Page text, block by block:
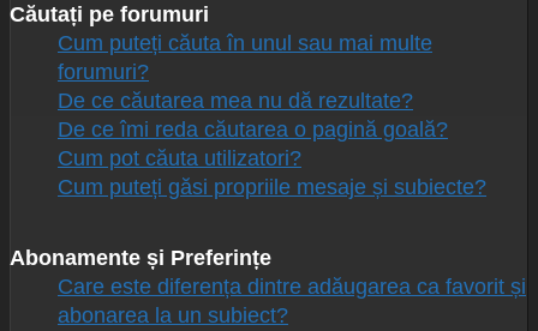
Căutați pe forumuri
Cum puteți căuta în unul sau mai multe
forumuri?
De ce căutarea mea nu dă rezultate?
De ce îmi reda căutarea o pagină goală?
Cum pot căuta utilizatori?
Cum puteți găsi propriile mesaje și subiecte?
Abonamente și Preferințe
Care este diferența dintre adăugarea ca favorit și
abonarea la un subiect?